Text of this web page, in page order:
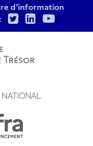
d'information
TwitterLinkedIn